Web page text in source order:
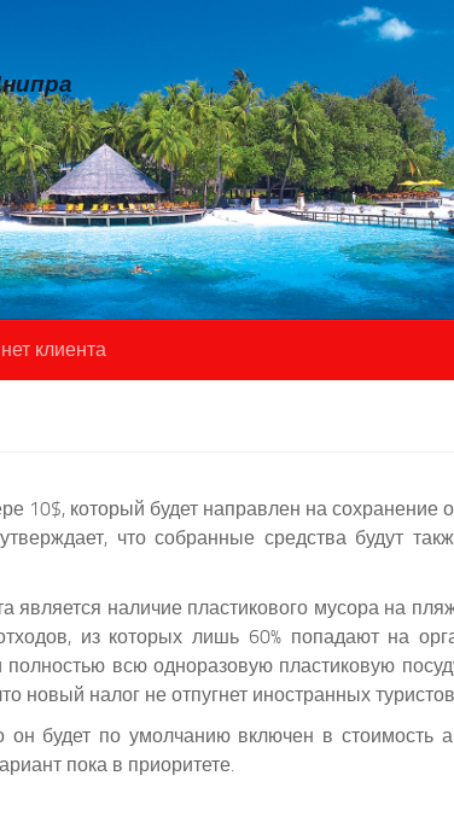
клиента
10$, который будет направлен на
что собранные средства будут
является наличие пластикового мусора на
из которых лишь 60% попадают на
всю одноразовую пластиковую
новый налог не отпугнет иностранных туристов.
будет по умолчанию включен в стоимость
пока в приоритете.